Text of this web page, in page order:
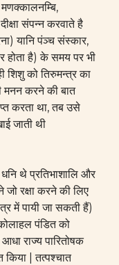
संपन्न करवाते है
यानि पंञ्च संस्कार,
होता है) के समय पर भी
शिशु को तिरुमन्त्र का
मनन करने की बात
करता था, तब उसे
जाती थी
थे प्रतिभाशालि और
जो रक्षा करने की लिए
में पायी जा सकती हैं)
पंडित को
राज्य पारितोषक
किया | तत्पश्चात